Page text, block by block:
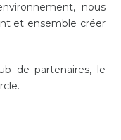
nous
et ensemble créer
de partenaires, le